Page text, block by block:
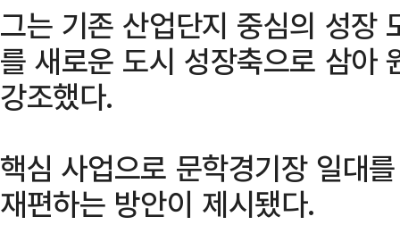
그는 기존 산업단지 중심의 성장
를 새로운 도시 성장축으로 삼아
강조했다.
핵심 사업으로 문학경기장 일대
재편하는 방안이 제시됐다.